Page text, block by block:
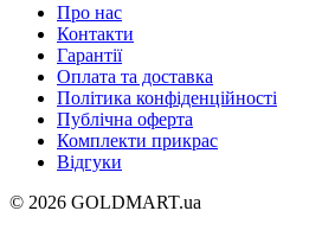
Про нас
Контакти
Гарантії
Оплата та доставка
Політика конфіденційності
Публічна оферта
Комплекти прикрас
Відгуки
© 2026 GOLDMART.ua